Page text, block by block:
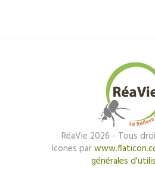
RéaVie 2026 - Tous
Icones par
générales